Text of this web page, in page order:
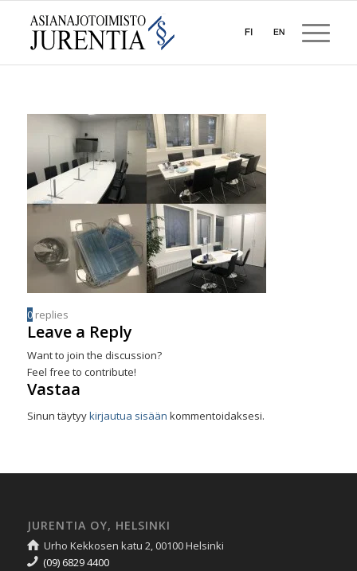
0 replies
Leave a Reply
Want to join the discussion?
Feel free to contribute!
Vastaa
Sinun täytyykirjautua sisään kommentoidaksesi.
JURENTIA OY, HELSINKI
Urho Kekkosen katu 2, 00100 Helsinki
(09) 6829 4400